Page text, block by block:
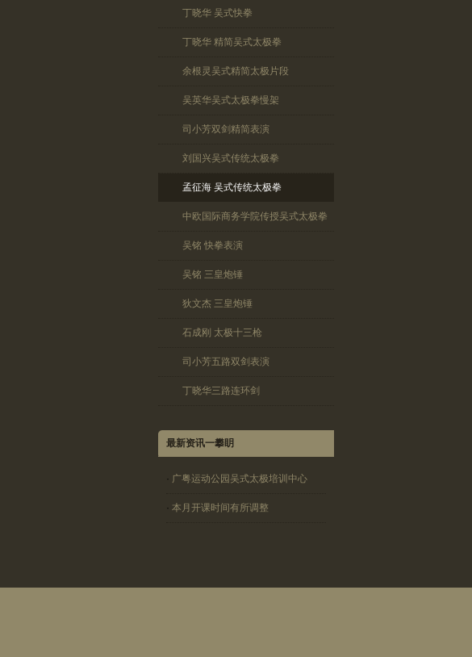
丁晓华 吴式快拳
丁晓华 精简吴式太极拳
余根灵吴式精简太极片段
吴英华吴式太极拳慢架
司小芳双剑精简表演
刘国兴吴式传统太极拳
孟征海 吴式传统太极拳
中欧国际商务学院传授吴式太极拳
吴铭 快拳表演
吴铭 三皇炮锤
狄文杰 三皇炮锤
石成刚 太极十三枪
司小芳五路双剑表演
丁晓华三路连环剑
最新资讯一攀眀
· 广粤运动公园吴式太极培训中心
· 本月开课时间有所调整